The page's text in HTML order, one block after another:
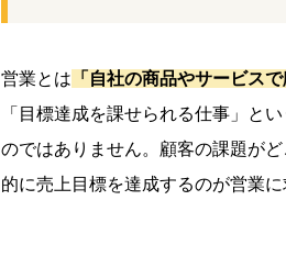
営業とは 「自社の商品やサービス
「目標達成を課せられる仕事」と
のではありません。顧客の課題が
的に売上目標を達成するのが営業に